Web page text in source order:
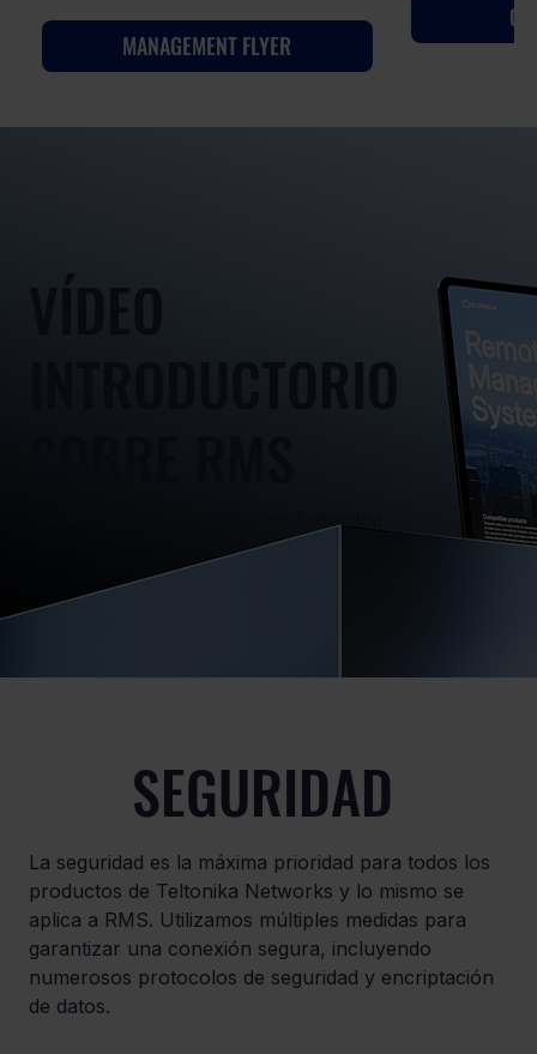
MANAGEMENT FLYER
Familiarícese con el RMS de Teltonika!
SEGURIDAD
La seguridad es la máxima prioridad para todos los
productos de Teltonika Networks y lo mismo se
aplica a RMS. Utilizamos múltiples medidas para
garantizar una conexión segura, incluyendo
numerosos protocolos de seguridad y encriptación
de datos.